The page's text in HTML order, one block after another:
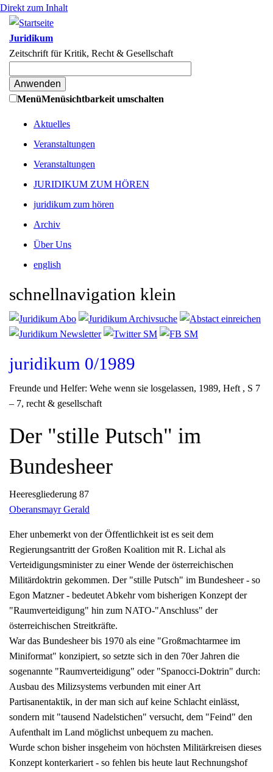
Direkt zum Inhalt
Juridikum
Zeitschrift für Kritik, Recht & Gesellschaft
MenüMenüsichtbarkeit umschalten
Aktuelles
Veranstaltungen
Veranstaltungen
JURIDIKUM ZUM HÖREN
juridikum zum hören
Archiv
Über Uns
english
schnellnavigation klein
juridikum 0/1989
Freunde und Helfer: Wehe wenn sie losgelassen, 1989, Heft , S 7
– 7, recht & gesellschaft
Der "stille Putsch" im
Bundesheer
Heeresgliederung 87
Oberansmayr Gerald
Eher unbemerkt von der Öffentlichkeit ist es seit dem
Regierungsantritt der Großen Koalition mit R. Lichal als
Verteidigungsminister zu einer Wende der österreichischen
Militärdoktrin gekommen. Der "stille Putsch" im Bundesheer - so
Egon Matzner - bedeutet Abkehr vom bisherigen Konzept der
"Raumverteidigung" hin zum NATO-"Anschluss" der
österreichischen Streitkräfte.
War das Bundesheer bis 1970 als eine "Großmachtarmee im
Miniformat" konzipiert, so setzte sich in den 70er Jahren die
sogenannte "Raumverteidigung" oder "Spanocci-Doktrin" durch:
Ausbau des Milizsystems verbunden mit einer Art
Partisanentaktik, in der man sich auf keine Schlacht einlässt,
sondern mit "tausend Nadelstichen" versucht, dem "Feind" den
Aufenthalt im Land möglichst unbequem zu machen.
Wurde schon bisher insgeheim von höchsten Militärkreisen dieses
Konzept konterkariert - so fehlen bis heute laut Rechnungshof